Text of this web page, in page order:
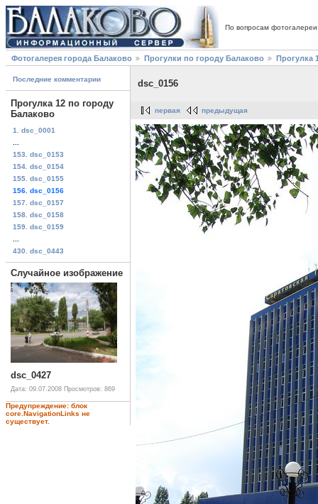
По вопросам
Фотогалерея города Балаково Прогулки по городу Балаково Прогулка
Последние комментарии
Прогулка 12 по городу
Балаково
1. dsc_0001
153. dsc_0153
154. dsc_0154
155. dsc_0155
156. dsc_0156
157. dsc_0157
158. dsc_0158
159. dsc_0159
430. dsc_0443
Случайное изображение
dsc_0427
Дата: 09.07.2008 Просмотров: 869
Предупреждение: блок
core.NavigationLinks не
существует.
dsc_0156
первая предыдущая